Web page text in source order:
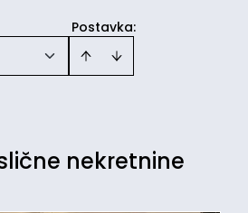
Postavka:
nekretnine